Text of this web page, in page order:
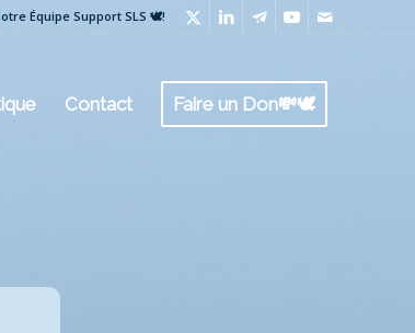
Équipe Support SLS 🕊!
Contact Faire un Don💸🕊